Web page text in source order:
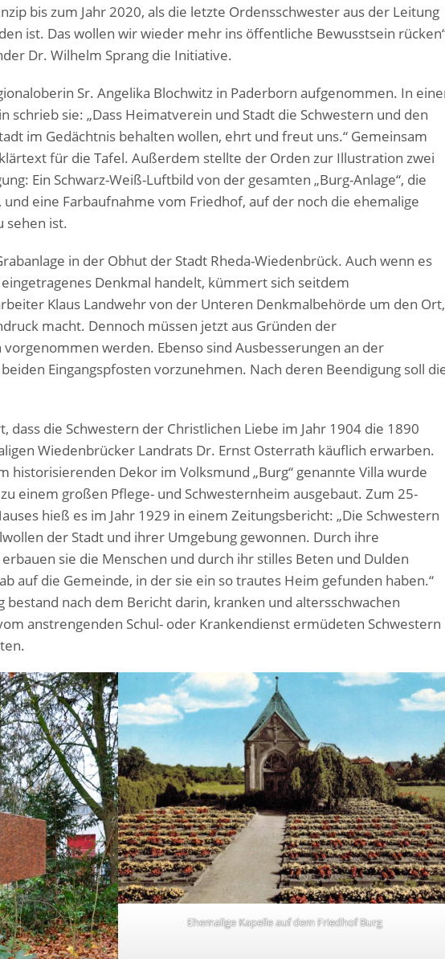
bis zum Jahr 2020, als die letzte Ordensschwester aus der Leitung
ist. Das wollen wir wieder mehr ins öffentliche Bewusstsein
Dr. Wilhelm Sprang die Initiative.
Sr. Angelika Blochwitz in Paderborn aufgenommen. In
schrieb sie: „Dass Heimatverein und Stadt die Schwestern und den
im Gedächtnis behalten wollen, ehrt und freut uns.“ Gemeinsam
für die Tafel. Außerdem stellte der Orden zur Illustration zwei
Ein Schwarz-Weiß-Luftbild von der gesamten „Burg-Anlage“, die
eine Farbaufnahme vom Friedhof, auf der noch die ehemalige
sehen ist.
in der Obhut der Stadt Rheda-Wiedenbrück. Auch wenn es
Denkmal handelt, kümmert sich seitdem
Klaus Landwehr von der Unteren Denkmalbehörde um den Ort,
macht. Dennoch müssen jetzt aus Gründen der
werden. Ebenso sind Ausbesserungen an der
Eingangspfosten vorzunehmen. Nach deren Beendigung soll
dass die Schwestern der Christlichen Liebe im Jahr 1904 die 1890
Wiedenbrücker Landrats Dr. Ernst Osterrath käuflich erwarben.
historisierenden Dekor im Volksmund „Burg“ genannte Villa wurde
einem großen Pflege- und Schwesternheim ausgebaut. Zum 25-
hieß es im Jahr 1929 in einem Zeitungsbericht: „Die Schwestern
der Stadt und ihrer Umgebung gewonnen. Durch ihre
sie die Menschen und durch ihr stilles Beten und Dulden
auf die Gemeinde, in der sie ein so trautes Heim gefunden haben.“
nach dem Bericht darin, kranken und altersschwachen
anstrengenden Schul- oder Krankendienst ermüdeten Schwestern
Ehemalige Kapelle auf dem Friedhof Burg